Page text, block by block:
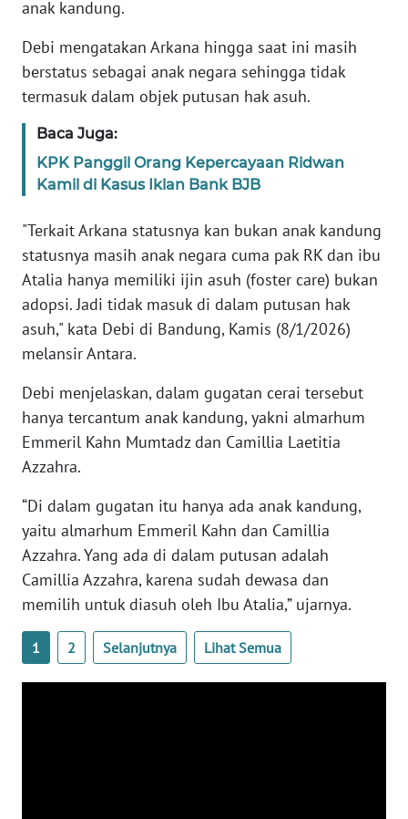
anak kandung.
Debi mengatakan Arkana hingga saat ini masih
berstatus sebagai anak negara sehingga tidak
termasuk dalam objek putusan hak asuh.
Baca Juga:
KPK Panggil Orang Kepercayaan Ridwan
Kamil di Kasus Iklan Bank BJB
"Terkait Arkana statusnya kan bukan anak kandung
statusnya masih anak negara cuma pak RK dan ibu
Atalia hanya memiliki ijin asuh (foster care) bukan
adopsi. Jadi tidak masuk di dalam putusan hak
asuh," kata Debi di Bandung, Kamis (8/1/2026)
melansir Antara.
Debi menjelaskan, dalam gugatan cerai tersebut
hanya tercantum anak kandung, yakni almarhum
Emmeril Kahn Mumtadz dan Camillia Laetitia
Azzahra.
“Di dalam gugatan itu hanya ada anak kandung,
yaitu almarhum Emmeril Kahn dan Camillia
Azzahra. Yang ada di dalam putusan adalah
Camillia Azzahra, karena sudah dewasa dan
memilih untuk diasuh oleh Ibu Atalia,” ujarnya.
1 2 Selanjutnya Lihat Semua
KARIR
DISCLAIMER
Wahana
Regional
WN
SUMUT
WN
JAKARTA
WN
WN
BANTEN
NTT
WN
KEPRI
WN
PAPUA